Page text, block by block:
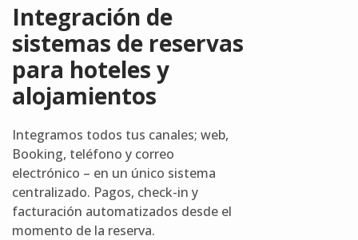
Integración de
sistemas de reservas
para hoteles y
alojamientos
Integramos todos tus canales; web,
Booking, teléfono y correo
electrónico – en un único sistema
centralizado. Pagos, check-in y
facturación automatizados desde el
momento de la reserva.